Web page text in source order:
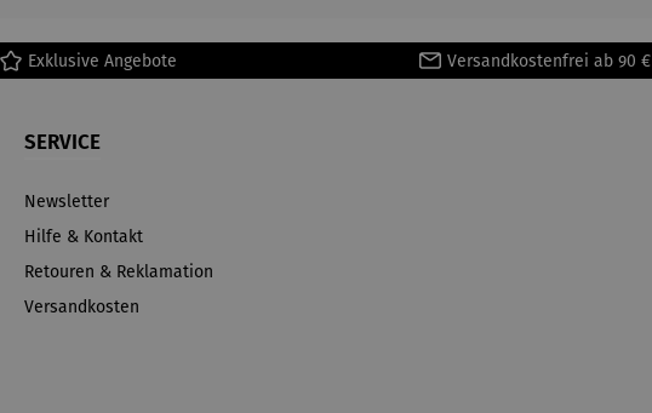
Exklusive Angebote Versandkostenfrei ab 90 €
SERVICE
Newsletter
Hilfe & Kontakt
Retouren & Reklamation
Versandkosten